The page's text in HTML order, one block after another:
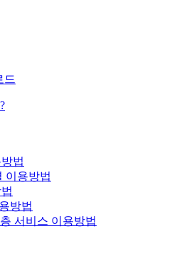
드
법
이용방법
방법
서비스 이용방법